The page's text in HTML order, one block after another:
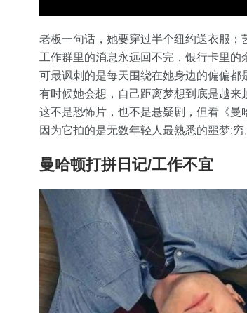
老板一句话，她要穿过半个纽约送衣服；
工作群里的消息永远回不完，银行卡里的
可最讽刺的是每天围绕在她身边的偏偏都
有时候她会想，自己距离梦想到底是越来
这不是恐怖片，也不是悬疑剧，但看《曼
因为它拍的是无数年轻人最熟悉的噩梦:穷
曼哈顿打拼日记/工作不宜